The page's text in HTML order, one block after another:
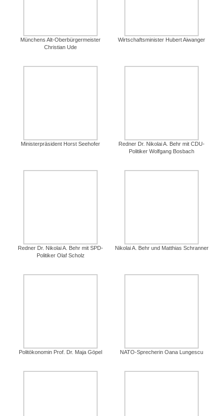
Münchens Alt-Oberbürgermeister
Christian Ude
Wirtschaftsminister Hubert Aiwanger
Ministerpräsident Horst Seehofer
Redner Dr. Nikolai A. Behr mit CDU-
Politiker Wolfgang Bosbach
Redner Dr. Nikolai A. Behr mit SPD-
Politiker Olaf Scholz
Nikolai A. Behr und Matthias Schranner
Politökonomin Prof. Dr. Maja Göpel NATO-Sprecherin Oana Lungescu